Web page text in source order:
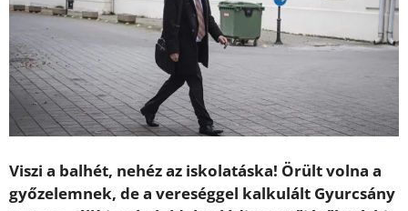
Viszi a balhét, nehéz az iskolatáska! Örült volna a
győzelemnek, de a vereséggel kalkulált Gyurcsány